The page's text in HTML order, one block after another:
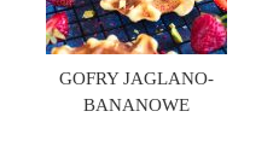
GOFRY JAGLANO-
BANANOWE